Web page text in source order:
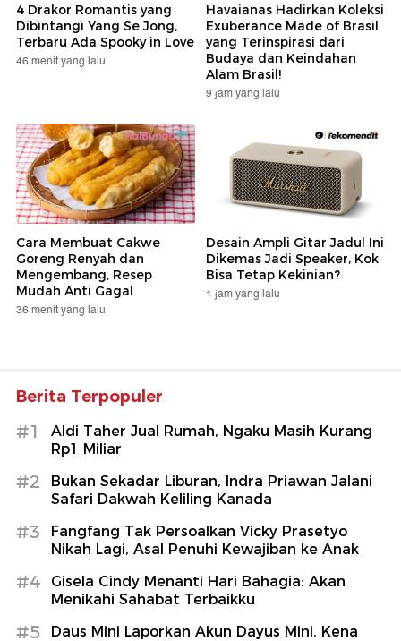
4 Drakor Romantis yang
Dibintangi Yang Se Jong,
Terbaru Ada Spooky in Love
46 menit yang lalu
Havaianas Hadirkan Koleksi
Exuberance Made of Brasil
yang Terinspirasi dari
Budaya dan Keindahan
Alam Brasil!
9 jam yang lalu
Cara Membuat Cakwe
Goreng Renyah dan
Mengembang, Resep
Mudah Anti Gagal
36 menit yang lalu
Desain Ampli Gitar Jadul Ini
Dikemas Jadi Speaker, Kok
Bisa Tetap Kekinian?
1 jam yang lalu
Berita Terpopuler
#1
Aldi Taher Jual Rumah, Ngaku Masih Kurang
Rp1 Miliar
#2
Bukan Sekadar Liburan, Indra Priawan Jalani
Safari Dakwah Keliling Kanada
#3
Fangfang Tak Persoalkan Vicky Prasetyo
Nikah Lagi, Asal Penuhi Kewajiban ke Anak
#4
Gisela Cindy Menanti Hari Bahagia: Akan
Menikahi Sahabat Terbaikku
#5
Daus Mini Laporkan Akun Dayus Mini, Kena